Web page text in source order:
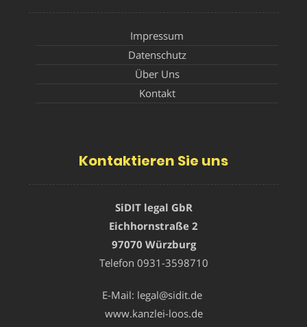
Impressum
Datenschutz
Über Uns
Kontakt
Kontaktieren Sie uns
SiDIT legal GbR
Eichhornstraße 2
97070 Würzburg
Telefon 0931-3598710
E-Mail: legal@sidit.de
www.kanzlei-loos.de